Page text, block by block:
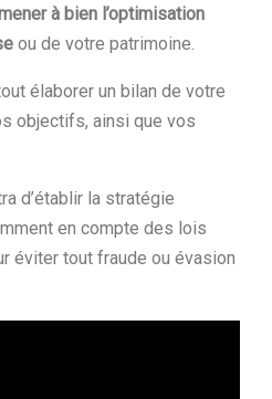
à bien l’optimisation
ou de votre patrimoine.
élaborer un bilan de votre
objectifs, ainsi que vos
d’établir la stratégie
en compte des lois
éviter tout fraude ou évasion